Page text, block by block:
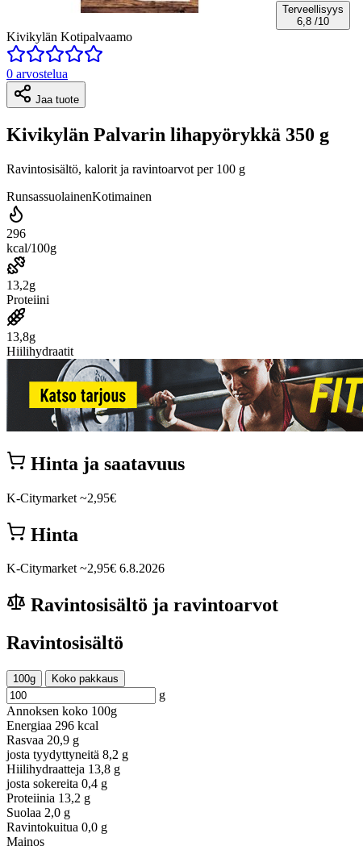
Terveellisyys
6,8 /10
Kivikylän Kotipalvaamo
0 arvostelua
Jaa tuote
Kivikylän Palvarin lihapyörykkä 350 g
Ravintosisältö, kalorit ja ravintoarvot per 100 g
RunsassuolainenKotimainen
296
kcal/100g
13,2g
Proteiini
13,8g
Hiilihydraatit
Hinta ja saatavuus
K-Citymarket ~2,95€
Hinta
K-Citymarket ~2,95€ 6.8.2026
Ravintosisältö ja ravintoarvot
Ravintosisältö
100g Koko pakkaus
g
Annoksen koko 100g
Energiaa 296 kcal
Rasvaa 20,9 g
josta tyydyttyneitä 8,2 g
Hiilihydraatteja 13,8 g
josta sokereita 0,4 g
Proteiinia 13,2 g
Suolaa 2,0 g
Ravintokuitua 0,0 g
Mainos